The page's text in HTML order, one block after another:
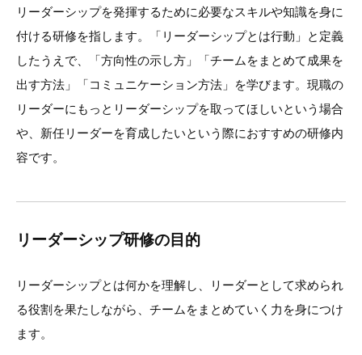
リーダーシップを発揮するために必要なスキルや知識を身に
付ける研修を指します。「リーダーシップとは行動」と定義
したうえで、「方向性の示し方」「チームをまとめて成果を
出す方法」「コミュニケーション方法」を学びます。現職の
リーダーにもっとリーダーシップを取ってほしいという場合
や、新任リーダーを育成したいという際におすすめの研修内
容です。
リーダーシップ研修の目的
リーダーシップとは何かを理解し、リーダーとして求められ
る役割を果たしながら、チームをまとめていく力を身につけ
ます。